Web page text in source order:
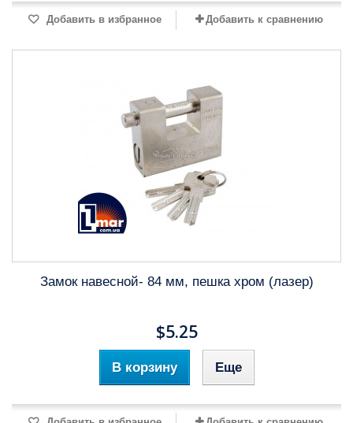
Добавить в избранное Добавить к сравнению
Замок навесной- 84 мм, пешка хром (лазер)
$5.25
В корзину Еще